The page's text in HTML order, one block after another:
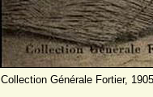
Collection Générale Fortier,